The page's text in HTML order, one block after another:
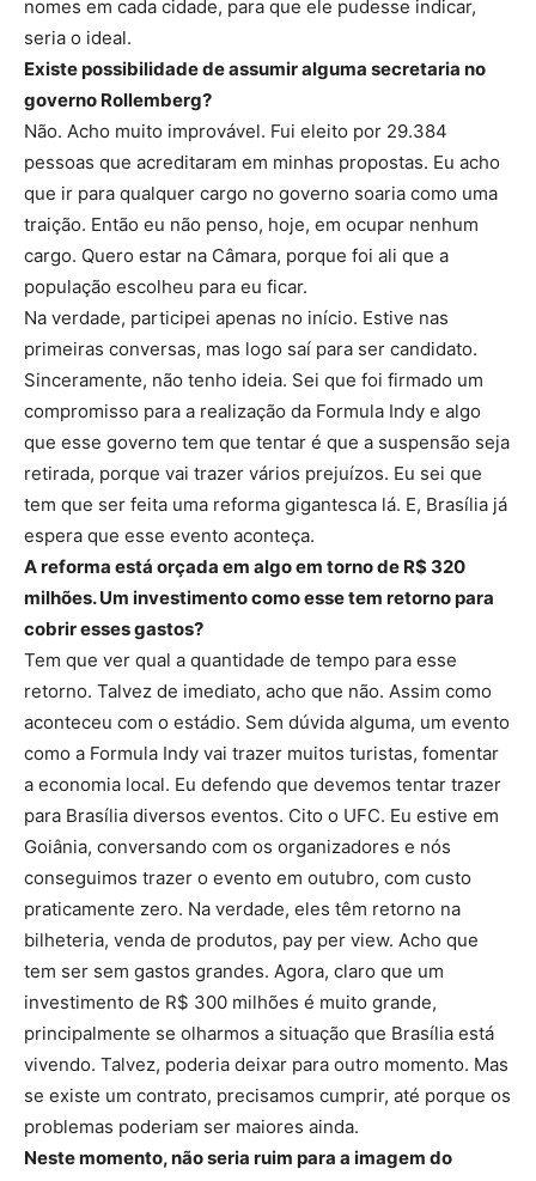
nomes em cada cidade, para que ele pudesse indicar,
seria o ideal.
Existe possibilidade de assumir alguma secretaria no
governo Rollemberg?
Não. Acho muito improvável. Fui eleito por 29.384
pessoas que acreditaram em minhas propostas. Eu acho
que ir para qualquer cargo no governo soaria como uma
traição. Então eu não penso, hoje, em ocupar nenhum
cargo. Quero estar na Câmara, porque foi ali que a
população escolheu para eu ficar.
Na verdade, participei apenas no início. Estive nas
primeiras conversas, mas logo saí para ser candidato.
Sinceramente, não tenho ideia. Sei que foi firmado um
compromisso para a realização da Formula Indy e algo
que esse governo tem que tentar é que a suspensão seja
retirada, porque vai trazer vários prejuízos. Eu sei que
tem que ser feita uma reforma gigantesca lá. E, Brasília já
espera que esse evento aconteça.
A reforma está orçada em algo em torno de R$ 320
milhões. Um investimento como esse tem retorno para
cobrir esses gastos?
Tem que ver qual a quantidade de tempo para esse
retorno. Talvez de imediato, acho que não. Assim como
aconteceu com o estádio. Sem dúvida alguma, um evento
como a Formula Indy vai trazer muitos turistas, fomentar
a economia local. Eu defendo que devemos tentar trazer
para Brasília diversos eventos. Cito o UFC. Eu estive em
Goiânia, conversando com os organizadores e nós
conseguimos trazer o evento em outubro, com custo
praticamente zero. Na verdade, eles têm retorno na
bilheteria, venda de produtos, pay per view. Acho que
tem ser sem gastos grandes. Agora, claro que um
investimento de R$ 300 milhões é muito grande,
principalmente se olharmos a situação que Brasília está
vivendo. Talvez, poderia deixar para outro momento. Mas
se existe um contrato, precisamos cumprir, até porque os
problemas poderiam ser maiores ainda.
Neste momento, não seria ruim para a imagem do